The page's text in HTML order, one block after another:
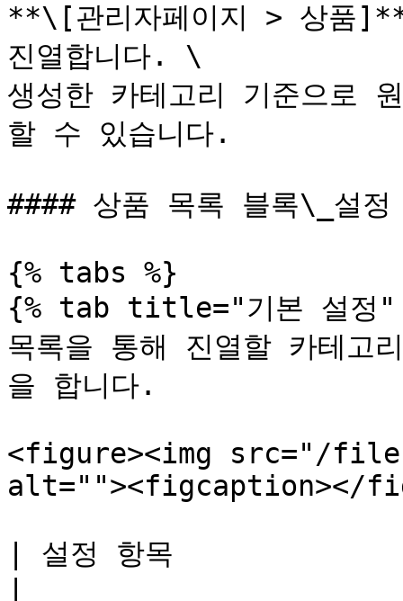
**\[관리자페이지 > 상품]**
진열합니다. \
생성한 카테고리 기준으로
할 수 있습니다.
#### 상품 목록 블록\_설정
{% tabs %}
{% tab title="기본 설정"
목록을 통해 진열할 카테고
을 합니다.
<figure><img src="/files/
alt=""><figcaption></
| 설정 항목